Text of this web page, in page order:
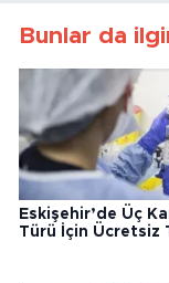
Bunlar da
Eskişehir’de Üç
Türü İçin Ücretsiz